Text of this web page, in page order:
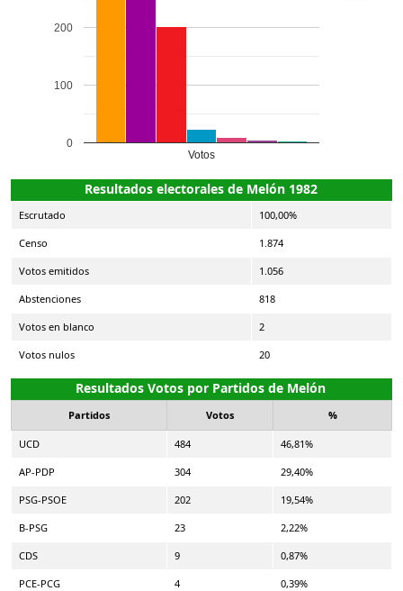
Votos
0
100
200
Resultados electorales de Melón 1982
Escrutado 100,00%
Censo 1.874
Votos emitidos 1.056
Abstenciones 818
Votos en blanco 2
Votos nulos 20
Resultados Votos por Partidos de Melón
Partidos Votos %
UCD 484 46,81%
AP-PDP 304 29,40%
PSG-PSOE 202 19,54%
B-PSG 23 2,22%
CDS 9 0,87%
PCE-PCG 4 0,39%